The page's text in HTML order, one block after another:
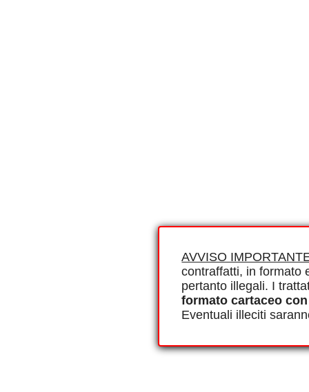
AVVISO
contraffatti, in formato
pertanto illegali. I
formato cartaceo
Eventuali illeciti